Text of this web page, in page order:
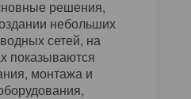
решения,
небольших
сетей, на
показываются
монтажа и